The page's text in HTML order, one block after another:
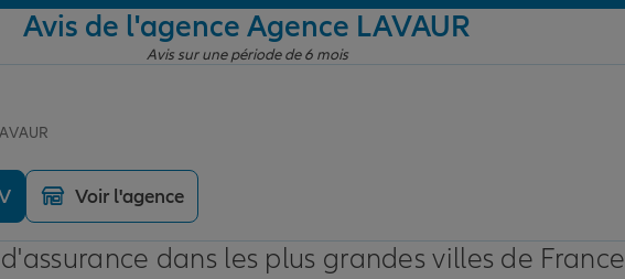
Avis de l'agence Agence LAVAUR
Avis sur une période de 6 mois
Voir l'agence
dans les plus grandes villes de France